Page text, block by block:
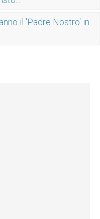
il 'Padre Nostro' in